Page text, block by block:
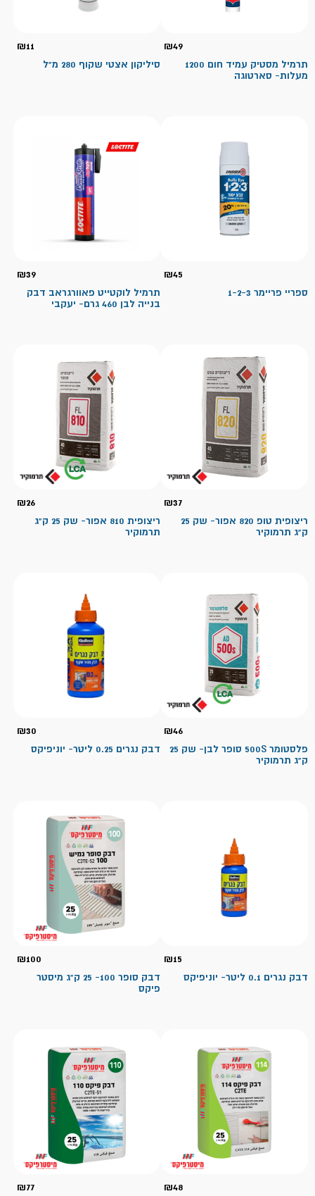
₪49
תרמיל מסטיק עמיד חום 1200
מעלות- סארטוגה
₪11
סיליקון אצטי שקוף 280 מ"ל
₪45
ספריי פריימר 1-2-3
₪39
תרמיל לוקטייט פאוורגראב דבק
בנייה לבן 460 גרם- יעקבי
₪37
ריצופית טופ 820 אפור- שק 25
ק"ג תרמוקיר
₪26
ריצופית 810 אפור- שק 25 ק"ג
תרמוקיר
₪46
פלסטומר 500S סופר לבן- שק 25
ק"ג תרמוקיר
₪30
דבק נגרים 0.25 ליטר- יוניפיקס
₪15
דבק נגרים 0.1 ליטר- יוניפיקס
₪100
דבק סופר 100- 25 ק"ג מיסטר
פיקס
₪48
₪77